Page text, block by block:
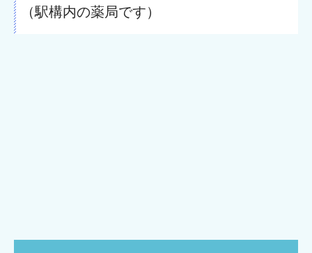
（駅構内の薬局です）